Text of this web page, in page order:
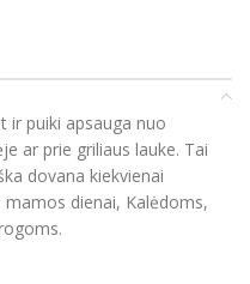
ir puiki apsauga nuo
ar prie griliaus lauke. Tai
dovana kiekvienai
dienai, Kalėdoms,